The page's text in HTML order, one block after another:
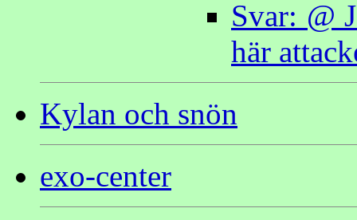
Svar: @
här
Kylan och snön
exo-center